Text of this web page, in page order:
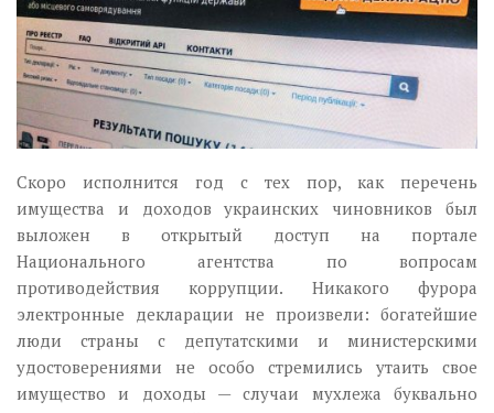
Візуальне
Научпоп
Головне
Inter/antinational
Скоро исполнится год с тех пор, как перечень
имущества и доходов украинских чиновников был
выложен в открытый доступ на портале
Национального агентства по вопросам
противодействия коррупции. Никакого фурора
электронные декларации не произвели: богатейшие
люди страны с депутатскими и министерскими
удостоверениями не особо стремились утаить свое
имущество и доходы — случаи мухлежа буквально